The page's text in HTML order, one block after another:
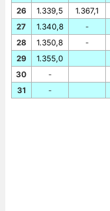
26
27
28
29
30
31
1.339,5
1.340,8
1.350,8
1.355,0
-
-
1.367,1
-
-